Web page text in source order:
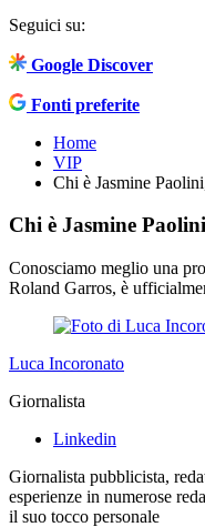
Seguici su:
Google Discover
Fonti preferite
Home
VIP
Chi è Jasmine
Chi è Jasmine
Conosciamo meglio una
Roland Garros, è
Luca Incoronato
Giornalista
Linkedin
Giornalista pubblicista,
esperienze in numerose
il suo tocco personale